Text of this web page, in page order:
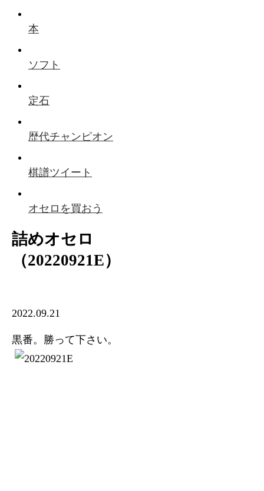
本
ソフト
定石
歴代チャンピオン
棋譜ツイート
オセロを買おう
詰めオセロ
（20220921E）
2022.09.21
黒番。勝って下さい。